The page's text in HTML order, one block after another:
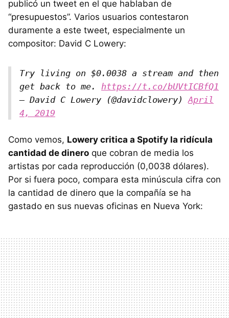
publicó un tweet en el que hablaban de
“presupuestos”. Varios usuarios contestaron
duramente a este tweet, especialmente un
compositor: David C Lowery:
Try living on $0.0038 a stream and then
get back to me. https://t.co/bUVtICBfQ1
— David C Lowery (@davidclowery)April
4, 2019
Como vemos, Lowery critica a Spotify la ridícula
cantidad de dinero que cobran de media los
artistas por cada reproducción (0,0038 dólares).
Por si fuera poco, compara esta minúscula cifra con
la cantidad de dinero que la compañía se ha
gastado en sus nuevas oficinas en Nueva York: